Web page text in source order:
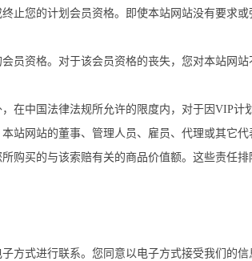
止您的计划会员资格。即使本站网站没有要求
员资格。对于该会员资格的丧失，您对本站网站
在中国法律法规所允许的限度内，对于因VIP
站网站的董事、管理人员、雇员、代理或其它
购买的与该索赔有关的商品价值额。这些责任
方式进行联系。您同意以电子方式接受我们的